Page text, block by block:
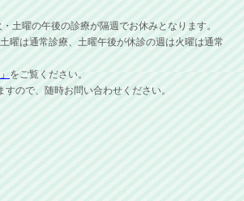
土曜の午後の診療が隔週でお休みとなります。
曜は通常診療、土曜午後が休診の週は火曜は通常
をご覧ください。
ので、随時お問い合わせください。